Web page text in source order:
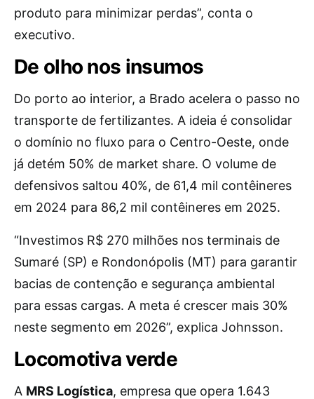
produto para minimizar perdas”, conta o
executivo.
De olho nos insumos
Do porto ao interior, a Brado acelera o passo no
transporte de fertilizantes. A ideia é consolidar
o domínio no fluxo para o Centro-Oeste, onde
já detém 50% de market share. O volume de
defensivos saltou 40%, de 61,4 mil contêineres
em 2024 para 86,2 mil contêineres em 2025.
“Investimos R$ 270 milhões nos terminais de
Sumaré (SP) e Rondonópolis (MT) para garantir
bacias de contenção e segurança ambiental
para essas cargas. A meta é crescer mais 30%
neste segmento em 2026”, explica Johnsson.
Locomotiva verde
A MRS Logística, empresa que opera 1.643